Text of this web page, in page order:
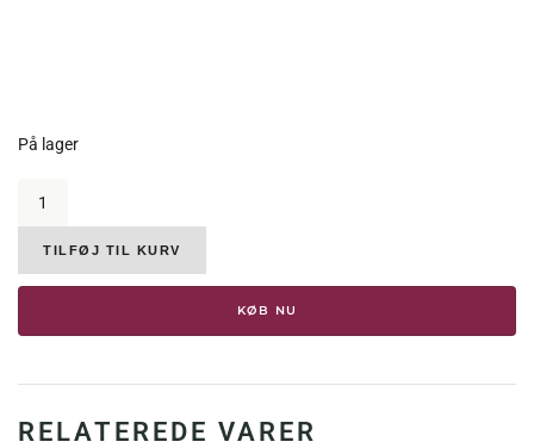
På lager
Barbera
d’Alba
Superiore
Palazzotto
DOC,
antal
TILFØJ TIL KURV
KØB NU
RELATEREDE VARER